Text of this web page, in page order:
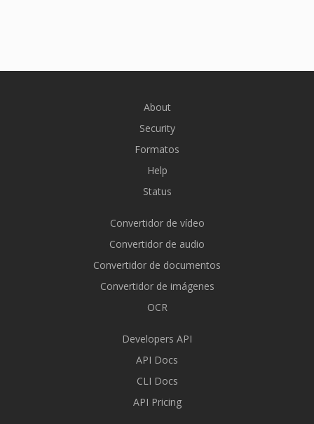
About
Security
Formatos
Help
Status
Convertidor de vídeo
Convertidor de audio
Convertidor de documentos
Convertidor de imágenes
OCR
Developers API
API Docs
CLI Docs
API Pricing